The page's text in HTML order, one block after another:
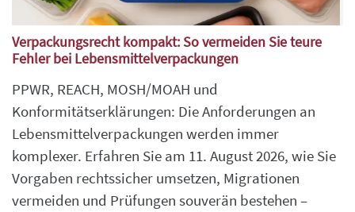
Verpackungsrecht kompakt: So vermeiden Sie teure
Fehler bei Lebensmittelverpackungen
PPWR, REACH, MOSH/MOAH und
Konformitätserklärungen: Die Anforderungen an
Lebensmittelverpackungen werden immer
komplexer. Erfahren Sie am 11. August 2026, wie Sie
Vorgaben rechtssicher umsetzen, Migrationen
vermeiden und Prüfungen souverän bestehen –